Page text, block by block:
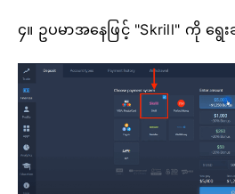
၄။ ဥပမာအနေဖြင့် "Skrill" ကို ရွေး